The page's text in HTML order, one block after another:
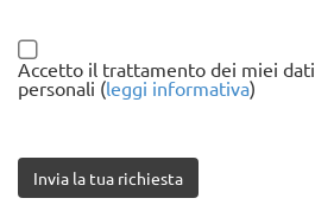
Accetto il trattamento dei miei dati
personali (leggi informativa)
Invia la tua richiesta